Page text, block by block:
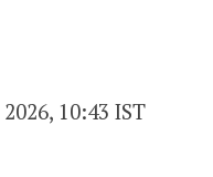
10:43 IST